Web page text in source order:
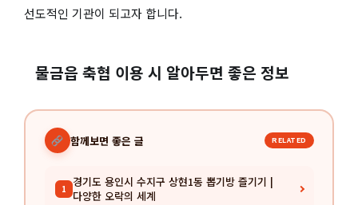
선도적인 기관이 되고자 합니다.
물금읍 축협 이용 시 알아두면 좋은 정보
함께보면 좋은 글 RELATED
1 경기도 용인시 수지구 상현1동 뽑기방 즐기기 |
다양한 오락의 세계